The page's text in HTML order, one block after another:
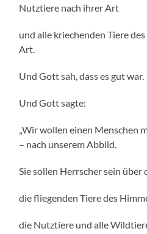
Nutztiere nach ihrer Art
und alle kriechenden Tiere
Art.
Und Gott sah, dass es gut war.
Und Gott sagte:
„Wir wollen einen Menschen
– nach unserem Abbild.
Sie sollen Herrscher sein über
die fliegenden Tiere des
die Nutztiere und alle